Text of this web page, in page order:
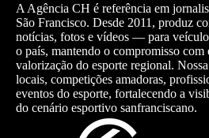
A Agência CH é referência em
São Francisco. Desde 2011, produz
notícias, fotos e vídeos — para
o país, mantendo o compromisso com
valorização do esporte regional.
locais, competições amadoras,
eventos do esporte, fortalecendo a
do cenário esportivo sanfranciscano.